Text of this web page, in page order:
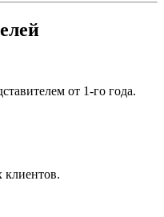
от 1-го года.